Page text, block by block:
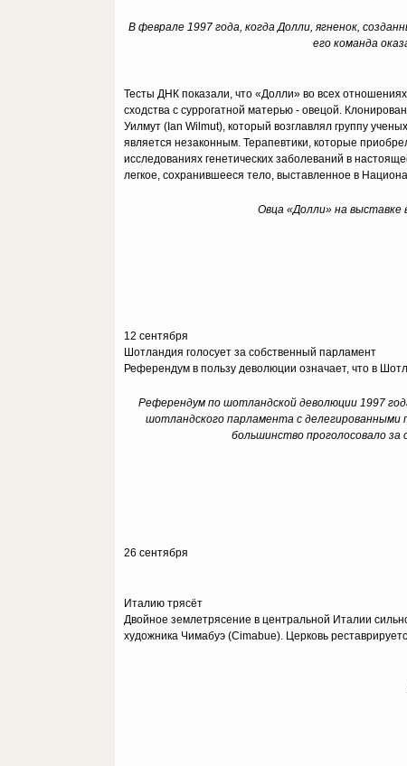
В феврале 1997 года, когда Долли, ягненок,
его команда
Тесты ДНК показали, что «Долли» во всех
сходства с суррогатной матерью - овецой.
Уилмут (Ian Wilmut), который возглавлял группу
является незаконным. Терапевтики, которые
исследованиях генетических заболеваний в
легкое, сохранившееся тело, выставленное в
Овца «Долли» на выставке
12 сентября
Шотландия голосует за собственный парламент
Референдум в пользу деволюции означает, что в
Референдум по шотландской деволюции 1997
шотландского парламента с
большинство проголосовало за
26 сентября
Италию трясёт
Двойное землетрясение в центральной Италии
художника Чимабуэ (Cimabue). Церковь